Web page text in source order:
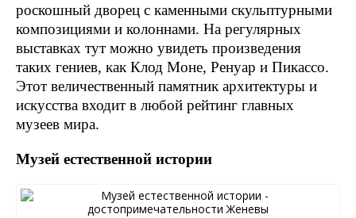
роскошный дворец с каменными скульптурными
композициями и колоннами. На регулярных
выставках тут можно увидеть произведения
таких гениев, как Клод Моне, Ренуар и Пикассо.
Этот величественный памятник архитектуры и
искусства входит в любой рейтинг главных
музеев мира.
Музей естественной истории